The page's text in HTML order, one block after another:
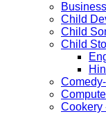
Child
Child
Child
Cookery